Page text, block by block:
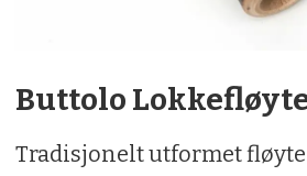
Buttolo
Tradisjonelt utformet